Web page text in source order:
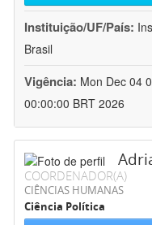
Instituição/UF/País:
Brasil
Vigência: Mon Dec 04
00:00:00 BRT 2026
COORDENADOR(A)
CIÊNCIAS HUMANAS
Ciência Política